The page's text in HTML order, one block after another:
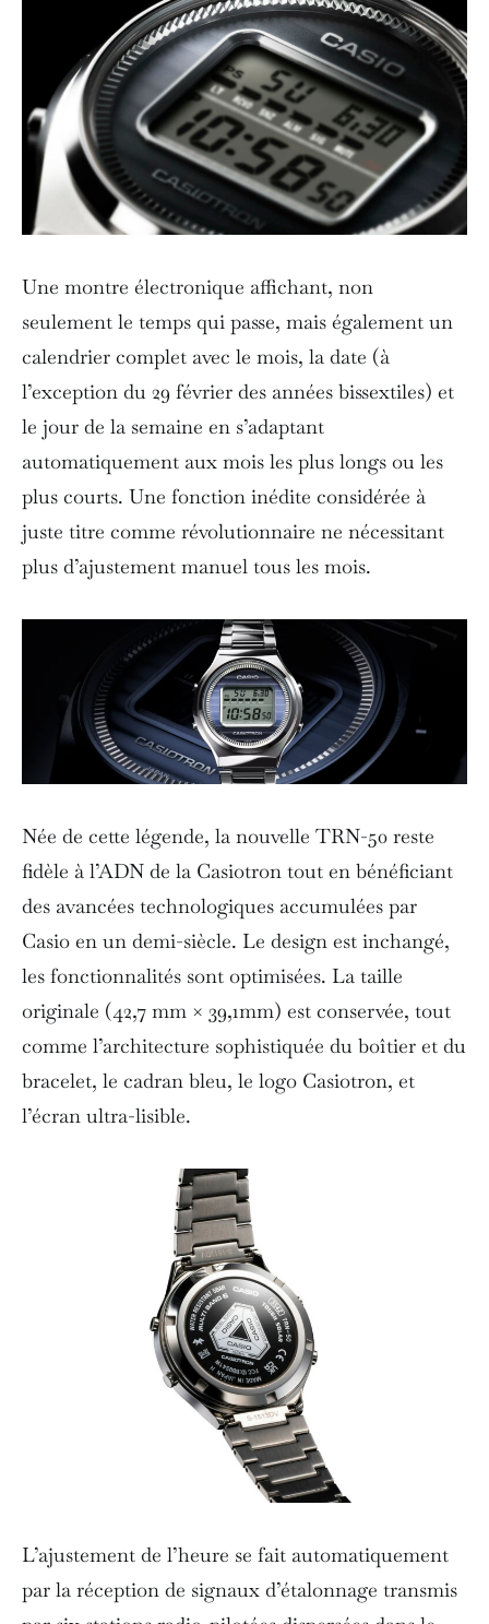
Une montre électronique affichant, non
seulement le temps qui passe, mais également un
calendrier complet avec le mois, la date (à
l’exception du 29 février des années bissextiles) et
le jour de la semaine en s’adaptant
automatiquement aux mois les plus longs ou les
plus courts. Une fonction inédite considérée à
juste titre comme révolutionnaire ne nécessitant
plus d’ajustement manuel tous les mois.
Née de cette légende, la nouvelle TRN-50 reste
fidèle à l’ADN de la Casiotron tout en bénéficiant
des avancées technologiques accumulées par
Casio en un demi-siècle. Le design est inchangé,
les fonctionnalités sont optimisées. La taille
originale (42,7 mm × 39,1mm) est conservée, tout
comme l’architecture sophistiquée du boîtier et du
bracelet, le cadran bleu, le logo Casiotron, et
l’écran ultra-lisible.
L’ajustement de l’heure se fait automatiquement
par la réception de signaux d’étalonnage transmis